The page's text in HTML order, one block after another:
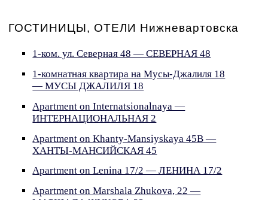
ГОСТИНИЦЫ, ОТЕЛИ Нижневартовска
1-ком. ул. Северная 48 — СЕВЕРНАЯ 48
1-комнатная квартира на Мусы-Джалиля 18
— МУСЫ ДЖАЛИЛЯ 18
Apartment on Internatsionalnaya —
ИНТЕРНАЦИОНАЛЬНАЯ 2
Apartment on Khanty-Mansiyskaya 45B —
ХАНТЫ-МАНСИЙСКАЯ 45
Apartment on Lenina 17/2 — ЛЕНИНА 17/2
Apartment on Marshala Zhukova, 22 —